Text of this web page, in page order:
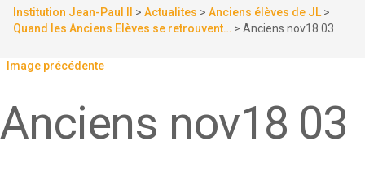
Institution Jean-Paul II > Actualites > Anciens élèves de JL >
Quand les Anciens Elèves se retrouvent… > Anciens nov18 03
Image précédente
Anciens nov18 03